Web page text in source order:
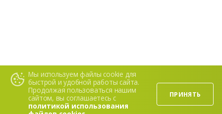
Мы используем файлы cookie для
быстрой и удобной работы сайта.
Продолжая пользоваться нашим
сайтом, вы соглашаетесь с
политикой использования
ПРИНЯТЬ